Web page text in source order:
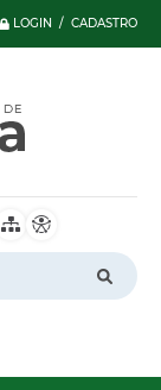
LOGIN / CADASTRO